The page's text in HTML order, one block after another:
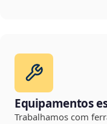
Equipamentos
Trabalhamos com